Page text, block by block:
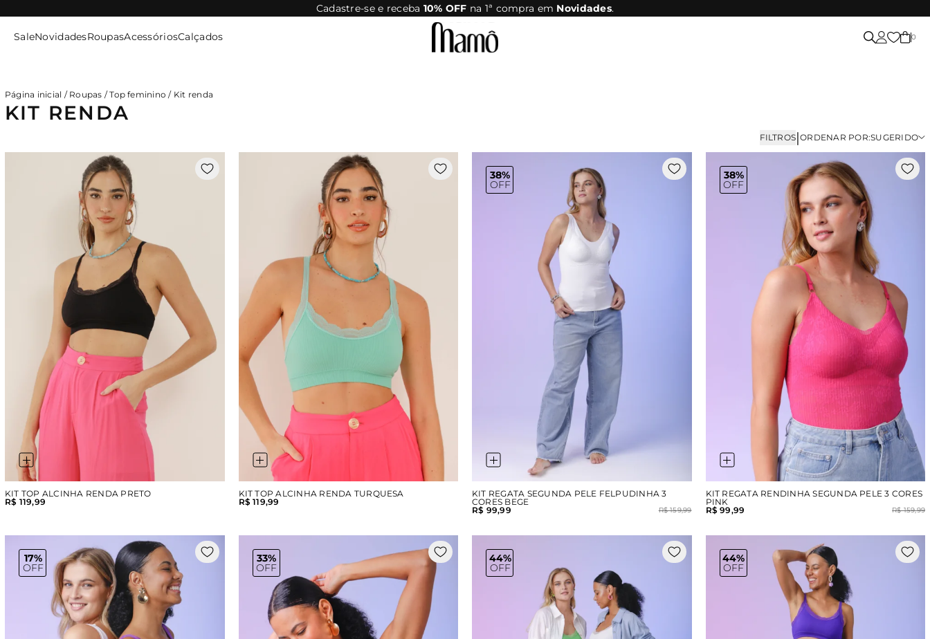
Parcele em até 10x sem juros
SaleNovidadesRoupasAcessóriosCalçados 0
Página inicial / Roupas /Top feminino / Kit renda
KIT RENDA
FILTROS|ORDENAR POR:SUGERIDO
KIT TOP ALCINHA RENDA PRETO
R$ 119,99
KIT TOP ALCINHA RENDA TURQUESA
R$ 119,99
38%
OFF
KIT REGATA SEGUNDA PELE FELPUDINHA 3
CORES BEGE
R$ 99,99
R$ 159,99
38%
OFF
KIT REGATA RENDINHA SEGUNDA PELE 3 CORES
PINK
R$ 99,99
R$ 159,99
17%
OFF
33%
OFF
44%
OFF
44%
OFF